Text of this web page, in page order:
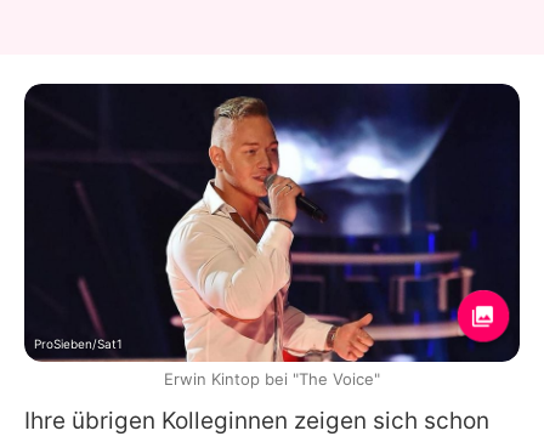
Ihre übrigen Kolleginnen zeigen sich schon
ProSieben/Sat1
Erwin Kintop bei "The Voice"